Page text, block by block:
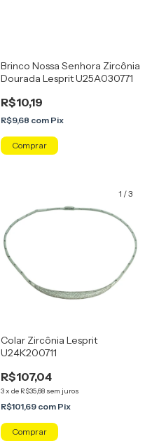
Brinco Nossa Senhora Zircônia
Dourada Lesprit U25A030771
R$10,19
R$9,68 com Pix
1 /3
Colar Zircônia Lesprit
U24K200711
R$107,04
3x de R$35,68 sem juros
R$101,69 com Pix